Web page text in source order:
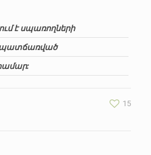
է սպառողների
պատճառված
15